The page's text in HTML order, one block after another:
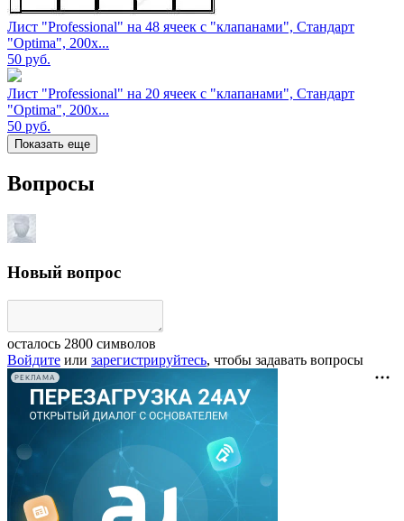
Лист "Professional" на 48 ячеек с "клапанами", Стандарт
"Optima", 200х...
50 руб.
Лист "Professional" на 20 ячеек с "клапанами", Стандарт
"Optima", 200х...
50 руб.
Показать еще
Вопросы
Новый вопрос
осталось 2800 символов
Войдите или зарегистрируйтесь, чтобы задавать вопросы
РЕКЛАМА